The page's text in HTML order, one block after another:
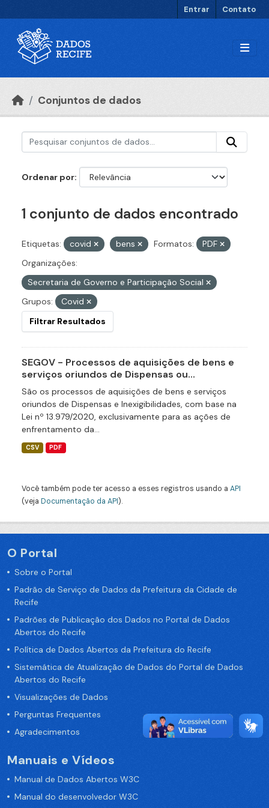
Entrar Contato
Conjuntos de dados
Ordenar por
1 conjunto de dados encontrado
Etiquetas: covid bens Formatos:
PDF
Organizações:
Secretaria de Governo e Participação Social
Grupos:
Covid
Filtrar Resultados
SEGOV - Processos de aquisições de bens e
serviços oriundos de Dispensas ou...
São os processos de aquisições de bens e serviços
oriundos de Dispensas e Inexigibilidades, com base na
Lei nº 13.979/2020, exclusivamente para as ações de
enfrentamento da...
CSV PDF
Você também pode ter acesso a esses registros usando a API
(veja Documentação da API).
O Portal
Sobre o Portal
Padrão de Serviço de Dados da Prefeitura da Cidade de
Recife
Padrões de Publicação dos Dados no Portal de Dados
Abertos do Recife
Política de Dados Abertos da Prefeitura do Recife
Sistemática de Atualização de Dados do Portal de Dados
Abertos do Recife
Visualizações de Dados
Perguntas Frequentes
Agradecimentos
Manuais e Vídeos
Manual de Dados Abertos W3C
Manual do desenvolvedor W3C